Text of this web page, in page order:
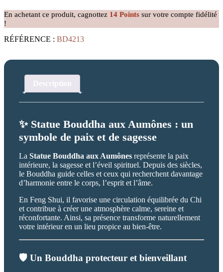
Aumônes
En achetant ce produit, cagnottez 14 Points sur votre compte fidélité
!
RÉFÉRENCE : BD4213
Description
✨ Statue Bouddha aux Aumônes : un
symbole de paix et de sagesse
La Statue Bouddha aux Aumônes représente la paix
intérieure, la sagesse et l’éveil spirituel. Depuis des siècles,
le Bouddha guide celles et ceux qui recherchent davantage
d’harmonie entre le corps, l’esprit et l’âme.
En Feng Shui, il favorise une circulation équilibrée du Chi
et contribue à créer une atmosphère calme, sereine et
réconfortante. Ainsi, sa présence transforme naturellement
votre intérieur en un lieu propice au bien-être.
🛡️ Un Bouddha protecteur et bienveillant